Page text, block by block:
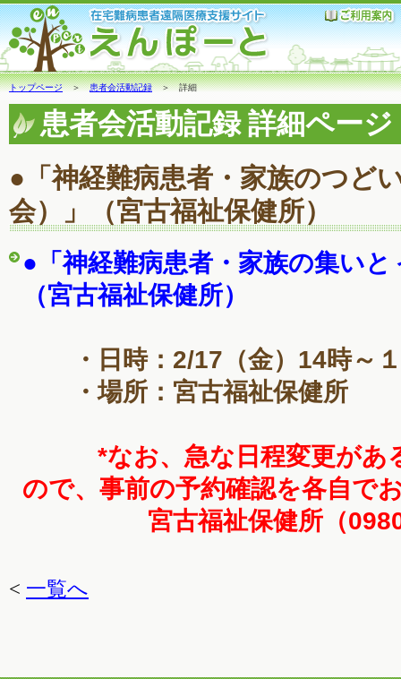
トップページ＞患者会活動記録＞ 詳細
患者会活動記録 詳細ページ
●「神経難病患者・家族のつど
会）」（宮古福祉保健所）
●「神経難病患者・家族の集い
（宮古福祉保健所）
・日時：2/17（金）14時～
・場所：宮古福祉保健所
*なお、急な日程変更があ
ので、事前の予約確認を各自
宮古福祉保健所（0980-
< 一覧へ